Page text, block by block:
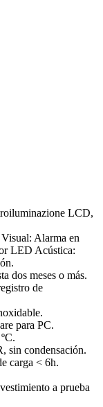
LCD,
Visual: Alarma en
LED Acústica:
dos meses o más.
de
para PC.
sin condensación.
carga < 6h.
a prueba